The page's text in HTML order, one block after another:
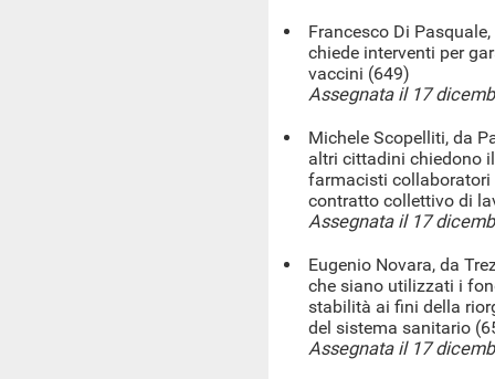
Francesco Di
chiede interventi per
vaccini (649)
Assegnata il 17
Michele Scopelliti, da
altri cittadini chiedono
farmacisti collaboratori
contratto collettivo di
Assegnata il 17
Eugenio Novara, da
che siano utilizzati i
stabilità ai fini della
del sistema sanitario
Assegnata il 17